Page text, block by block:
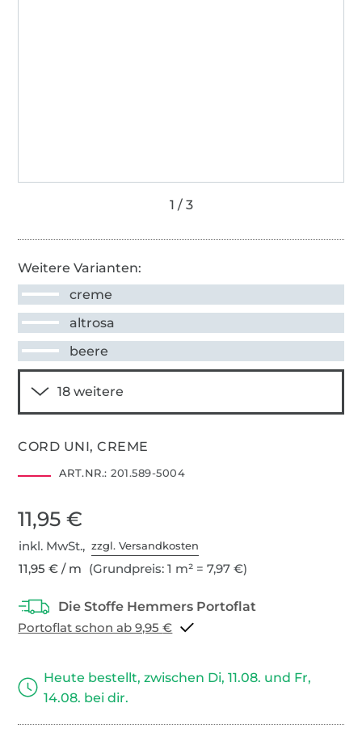
Weitere Varianten:
creme
altrosa
beere
CORD UNI, CREME
ART.NR.: 201.589-5004
11,95 €
inkl. MwSt.,zzgl. Versandkosten
11,95 € / m (Grundpreis: 1 m² = 7,97 €)
Portoflat schon ab 9,95 €
Heute bestellt, zwischen Di, 11.08. und Fr,
14.08. bei dir.